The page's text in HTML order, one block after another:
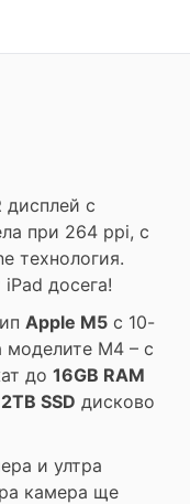
дисплей с
при 264 ppi, с
технология.
досега!
Apple M5 с 10-
моделите M4 – с
до 16GB RAM
2TB SSD дисково
и ултра
камера ще